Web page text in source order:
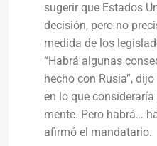
sugerir que Estados
decisión, pero no
medida de los
“Habrá algunas
hecho con Rusia”,
en lo que
mente. Pero habrá…
afirmó el mandatario.